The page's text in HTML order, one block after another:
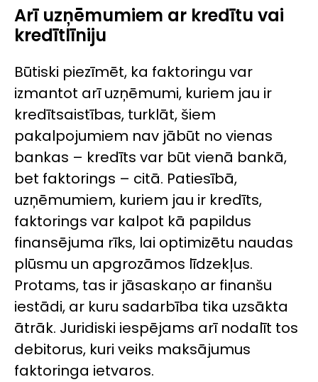
Arī uzņēmumiem ar kredītu vai
kredītlīniju
Būtiski piezīmēt, ka faktoringu var
izmantot arī uzņēmumi, kuriem jau ir
kredītsaistības, turklāt, šiem
pakalpojumiem nav jābūt no vienas
bankas – kredīts var būt vienā bankā,
bet faktorings – citā. Patiesībā,
uzņēmumiem, kuriem jau ir kredīts,
faktorings var kalpot kā papildus
finansējuma rīks, lai optimizētu naudas
plūsmu un apgrozāmos līdzekļus.
Protams, tas ir jāsaskaņo ar finanšu
iestādi, ar kuru sadarbība tika uzsākta
ātrāk. Juridiski iespējams arī nodalīt tos
debitorus, kuri veiks maksājumus
faktoringa ietvaros.